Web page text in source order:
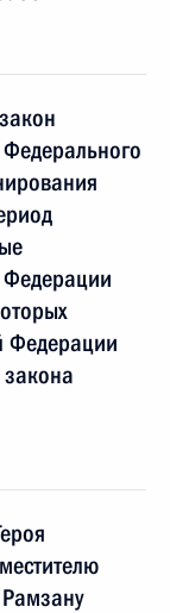
Федерации
Федерации
Рамзану